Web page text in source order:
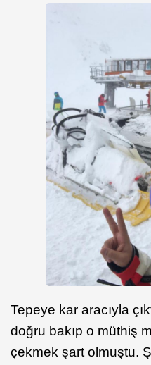
Tepeye kar aracıyla
doğru bakıp o müthiş
çekmek şart olmuştu.